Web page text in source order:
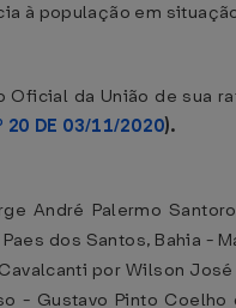
à população em
da União de sua
DE 03/11/2020).
André Palermo
dos Santos, Bahia -
por Wilson
- Gustavo Pinto